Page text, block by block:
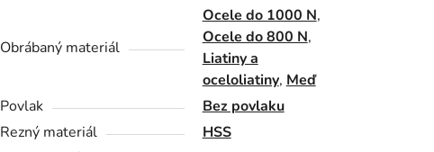
Obrábaný materiál
Ocele do 1000 N,
Ocele do 800 N,
Liatiny a
oceloliatiny, Meď
Povlak
Bez povlaku
Rezný materiál
HSS